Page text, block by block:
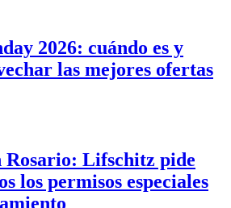
2026: cuándo es y
las mejores ofertas
Rosario: Lifschitz pide
los permisos especiales